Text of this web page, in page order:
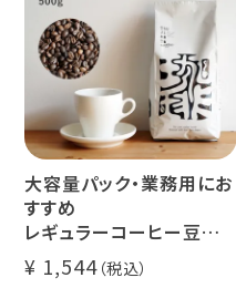
大容量パック・業務用にお
すすめ
レギュラーコーヒー豆
イツモブレンド 500g
1,544